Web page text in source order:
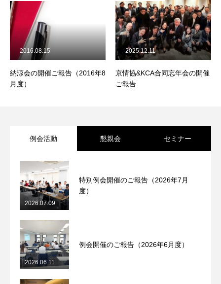
KCA概要 ABOUT KCA
会員・サービス一覧 OUR MEMBERS & SERVICES
ソリューション SOLUTION
活動実績一覧
納涼会の開催ご報告（2016年8
月度）
2016.08.15
京情協&KCA合同忘年会の開催
ご報告
2025.12.11
例会活動 懇親会 セミナー
特別例会開催のご報告（2026年7月
度）
2026.07.09
例会開催のご報告（2026年6月度）
2026.06.11